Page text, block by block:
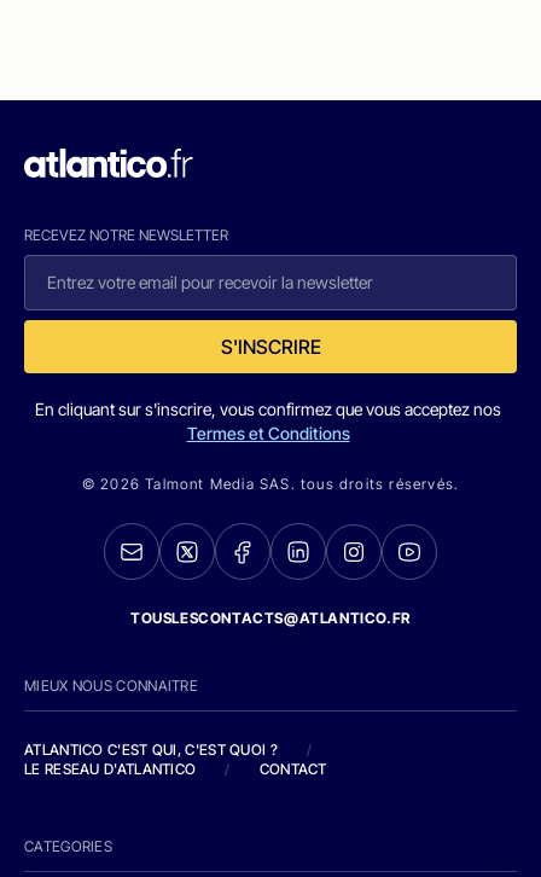
RECEVEZ NOTRE NEWSLETTER
S'INSCRIRE
En cliquant sur s'inscrire, vous confirmez que vous acceptez nos
Termes et Conditions
© 2026 Talmont Media SAS. tous droits réservés.
TOUSLESCONTACTS@ATLANTICO.FR
MIEUX NOUS CONNAITRE
ATLANTICO C'EST QUI, C'EST QUOI ?
/
LE RESEAU D'ATLANTICO
/ CONTACT
CATEGORIES